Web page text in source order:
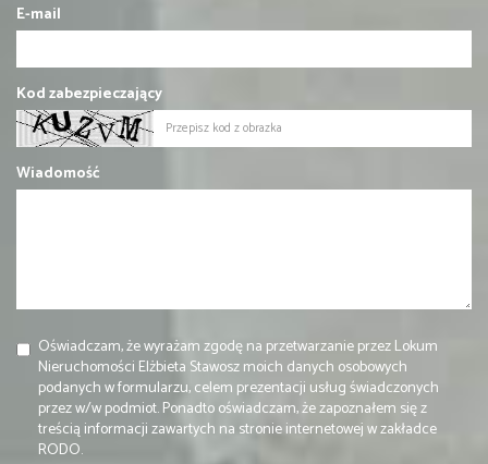
E-mail
Kod zabezpieczający
Wiadomość
Oświadczam, że wyrażam zgodę na przetwarzanie przez Lokum
Nieruchomości Elżbieta Stawosz moich danych osobowych
podanych w formularzu, celem prezentacji usług świadczonych
przez w/w podmiot. Ponadto oświadczam, że zapoznałem się z
treścią informacji zawartych na stronie internetowej w zakładce
RODO.